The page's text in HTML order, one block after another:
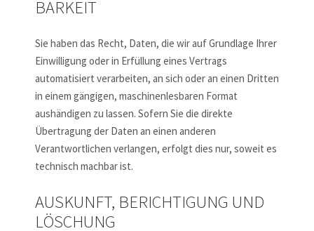
BARKEIT
Sie haben das Recht, Daten, die wir auf Grundlage Ihrer
Einwilligung oder in Erfüllung eines Vertrags
automatisiert verarbeiten, an sich oder an einen Dritten
in einem gängigen, maschinenlesbaren Format
aushändigen zu lassen. Sofern Sie die direkte
Übertragung der Daten an einen anderen
Verantwortlichen verlangen, erfolgt dies nur, soweit es
technisch machbar ist.
AUSKUNFT, BERICHTIGUNG UND
LÖSCHUNG